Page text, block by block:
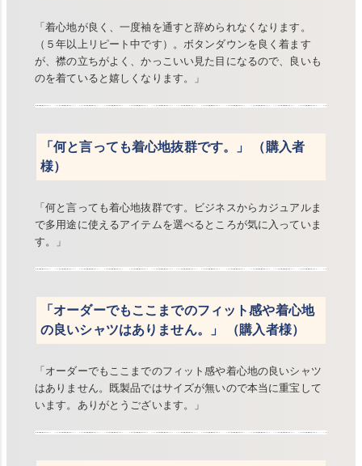
「着心地が良く、一度袖を通すと辞められなくなります。
（５年以上リピート中です）。ボタンダウンを良く着ます
が、襟の立ちがよく、かっこいい見た目になるので、良いも
のを着ていると嬉しくなります。」
「何と言っても着心地抜群です。」 （購入者
様）
「何と言っても着心地抜群です。ビジネスからカジュアルま
で多用途に使えるアイテムを選べるところが気に入っていま
す。」
「オーダーでもここまでのフィット感や着心地
の良いシャツはありません。」 （購入者様）
「オーダーでもここまでのフィット感や着心地の良いシャツ
はありません。既製品ではサイズが無いので本当に重宝して
います。ありがとうございます。」